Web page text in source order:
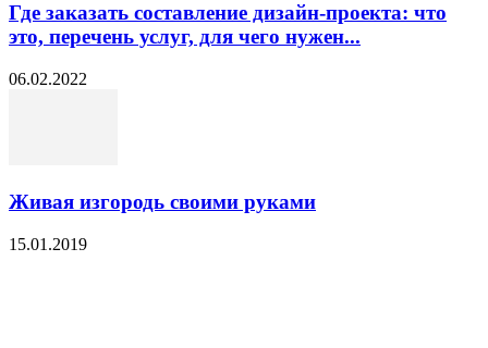
Где заказать составление дизайн-проекта: что
это, перечень услуг, для чего нужен...
06.02.2022
Живая изгородь своими руками
15.01.2019